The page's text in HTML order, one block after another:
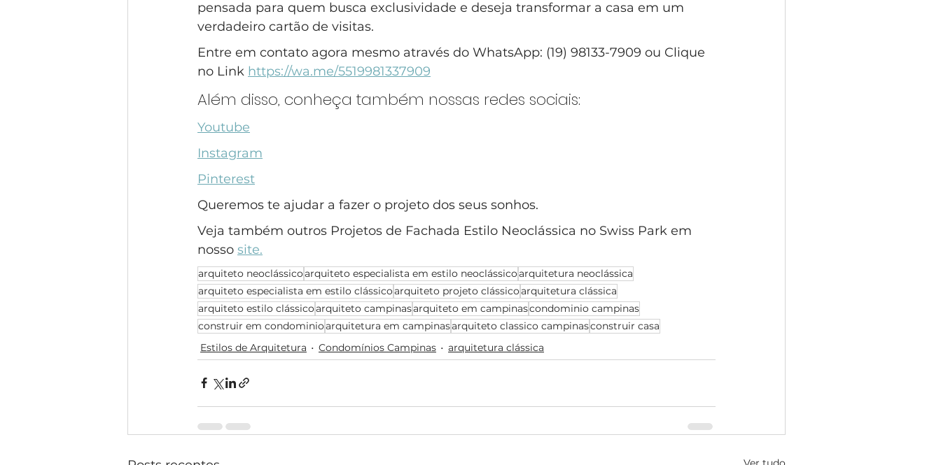
pensada para quem busca exclusividade e deseja transformar a casa em um
verdadeiro cartão de visitas.
Entre em contato agora mesmo através do WhatsApp: (19) 98133-7909 ou Clique
no Link https://wa.me/5519981337909
Além disso, conheça também nossas redes sociais:
Youtube
Instagram
Pinterest
Queremos te ajudar a fazer o projeto dos seus sonhos.
Veja também outros Projetos de Fachada Estilo Neoclássica no Swiss Park em
nosso site.
arquiteto neoclássicoarquiteto especialista em estilo neoclássicoarquitetura neoclássica
arquiteto especialista em estilo clássicoarquiteto projeto clássicoarquitetura clássica
arquiteto estilo clássicoarquiteto campinasarquiteto em campinascondominio campinas
construir em condominioarquitetura em campinasarquiteto classico campinasconstruir casa
Estilos de Arquitetura
Condomínios Campinas arquitetura clássica